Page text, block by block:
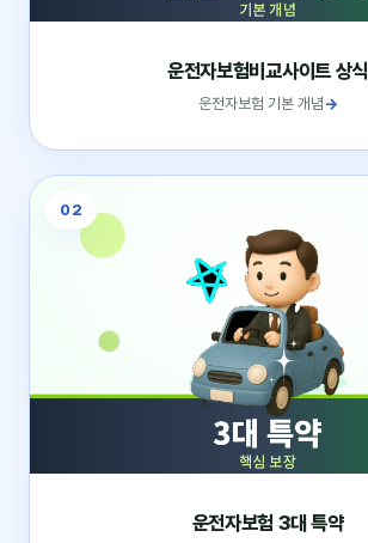
운전자보험비교사이트 상식
운전자보험 기본 개념 →
02
운전자보험 3대 특약